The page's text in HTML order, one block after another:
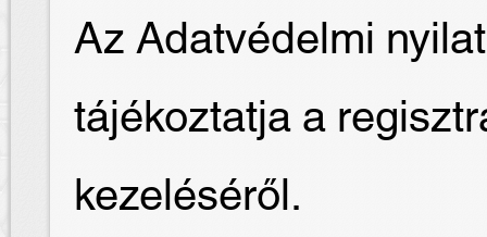
Az Adatvédelmi
tájékoztatja a
kezeléséről.